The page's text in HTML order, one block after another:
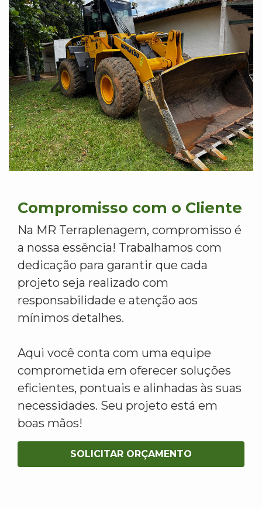
Compromisso com o Cliente
Na MR Terraplenagem, compromisso é
a nossa essência! Trabalhamos com
dedicação para garantir que cada
projeto seja realizado com
responsabilidade e atenção aos
mínimos detalhes.
Aqui você conta com uma equipe
comprometida em oferecer soluções
eficientes, pontuais e alinhadas às suas
necessidades. Seu projeto está em
boas mãos!
SOLICITAR ORÇAMENTO